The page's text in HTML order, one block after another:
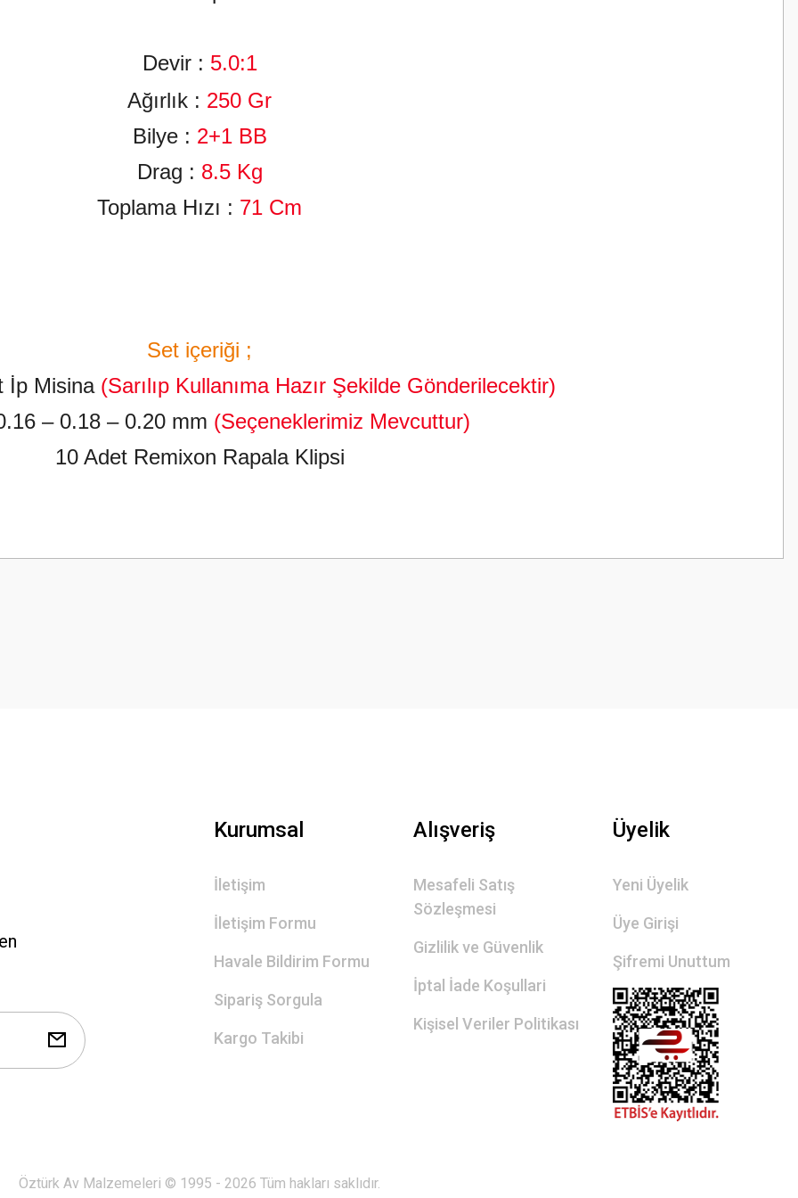
Devir : 5.0:1
Ağırlık : 250 Gr
Bilye : 2+1BB
Drag : 8.5 Kg
Toplama Hızı : 71 Cm
Set içeriği ;
İp Misina (Sarılıp Kullanıma Hazır Şekilde Gönderilecektir)
– 0.18 – 0.20 mm (Seçeneklerimiz Mevcuttur)
10 Adet Remixon Rapala Klipsi
Kurumsal
İletişim
İletişim Formu
Havale Bildirim Formu
Sipariş Sorgula
Kargo Takibi
Alışveriş
Mesafeli Satış
Sözleşmesi
Gizlilik ve Güvenlik
İptal İade Koşullari
Kişisel Veriler Politikası
Üyelik
Yeni Üyelik
Üye Girişi
Şifremi Unuttum
Öztürk Av Malzemeleri © 1995 - 2026 Tüm hakları saklıdır.